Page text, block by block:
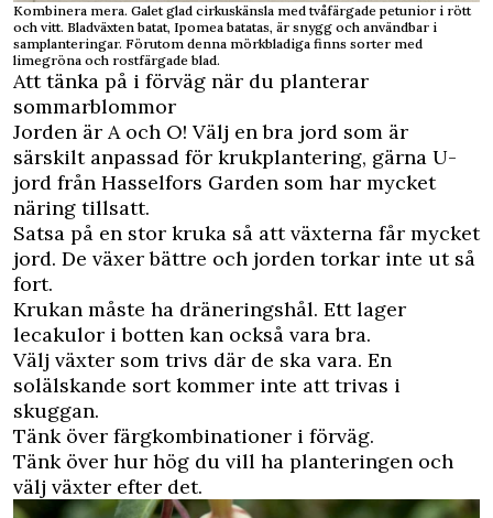
Kombinera mera. Galet glad cirkuskänsla med tvåfärgade petunior i rött
och vitt. Bladväxten batat, Ipomea batatas, är snygg och användbar i
samplanteringar. Förutom denna mörkbladiga finns sorter med
limegröna och rostfärgade blad.
Att tänka på i förväg när du planterar
sommarblommor
Jorden är A och O! Välj en bra jord som är
särskilt anpassad för krukplantering, gärna U-
jord från Hasselfors Garden som har mycket
näring tillsatt.
Satsa på en stor kruka så att växterna får mycket
jord. De växer bättre och jorden torkar inte ut så
fort.
Krukan måste ha dräneringshål. Ett lager
lecakulor i botten kan också vara bra.
Välj växter som trivs där de ska vara. En
solälskande sort kommer inte att trivas i
skuggan.
Tänk över färgkombinationer i förväg.
Tänk över hur hög du vill ha planteringen och
välj växter efter det.